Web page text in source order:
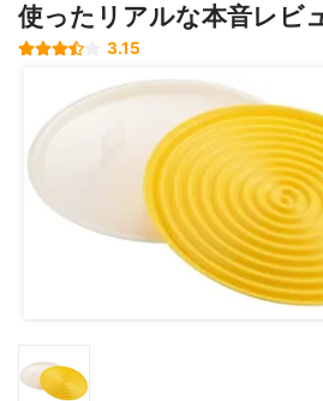
使ったリアルな本音レビ
3.15